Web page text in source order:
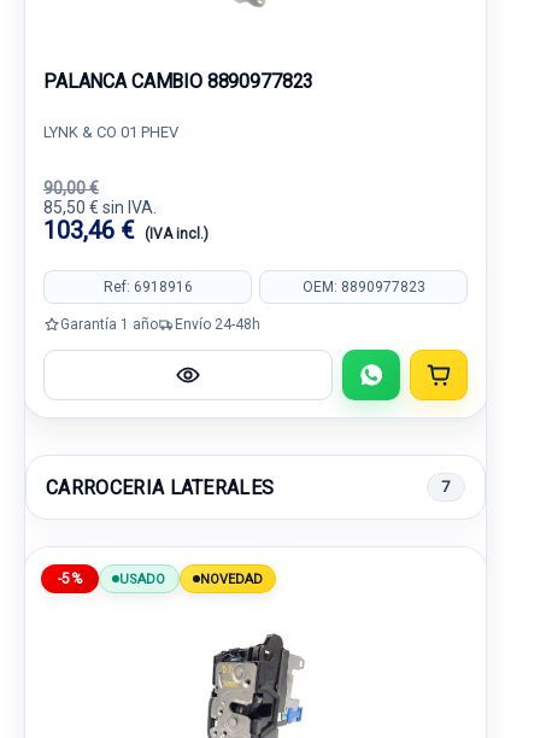
PALANCA CAMBIO 8890977823
LYNK & CO 01 PHEV
90,00 €
85,50 € sin IVA.
103,46 € (IVA incl.)
Ref: 6918916 OEM: 8890977823
Garantía 1 año Envío 24-48h
CARROCERIA LATERALES 7
-5% USADO NOVEDAD